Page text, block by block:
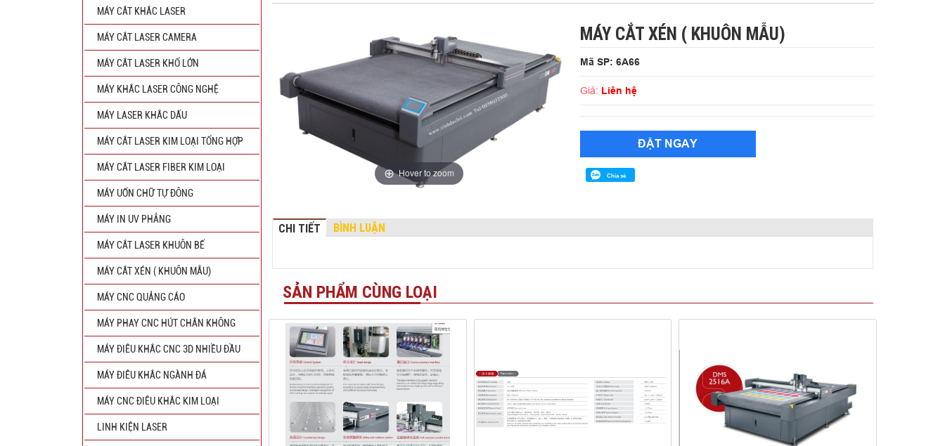
MÁY CẮT KHẮC LASER
MÁY CẮT LASER CAMERA
MÁY CẮT LASER KHỔ LỚN
MÁY KHẮC LASER CÔNG NGHỆ
MÁY LASER KHẮC DẤU
MÁY CẮT LASER KIM LOẠI TỔNG HỢP
MÁY CẮT LASER FIBER KIM LOẠI
MÁY UỐN CHỮ TỰ ĐÔNG
MÁY IN UV PHẲNG
MÁY CẮT LASER KHUÔN BẾ
MÁY CẮT XÉN ( KHUÔN MẪU)
MÁY CNC QUẢNG CÁO
MÁY PHAY CNC HÚT CHÂN KHÔNG
MÁY ĐIÊU KHẮC CNC 3D NHIỀU ĐẦU
MÁY ĐIÊU KHẮC NGÀNH ĐÁ
MÁY CNC ĐIÊU KHẮC KIM LOẠI
LINH KIỆN LASER
Hover to zoom
MÁY CẮT XÉN ( KHUÔN MẪU)
Mã SP: 6A66
Giá: Liên hệ
ĐẶT NGAY
Chia sẻ
CHI TIẾT BÌNH LUẬN
SẢN PHẨM CÙNG LOẠI